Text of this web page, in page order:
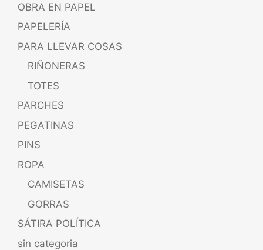
OBRA EN PAPEL
PAPELERÍA
PARA LLEVAR COSAS
RIÑONERAS
TOTES
PARCHES
PEGATINAS
PINS
ROPA
CAMISETAS
GORRAS
SÁTIRA POLÍTICA
sin categoria